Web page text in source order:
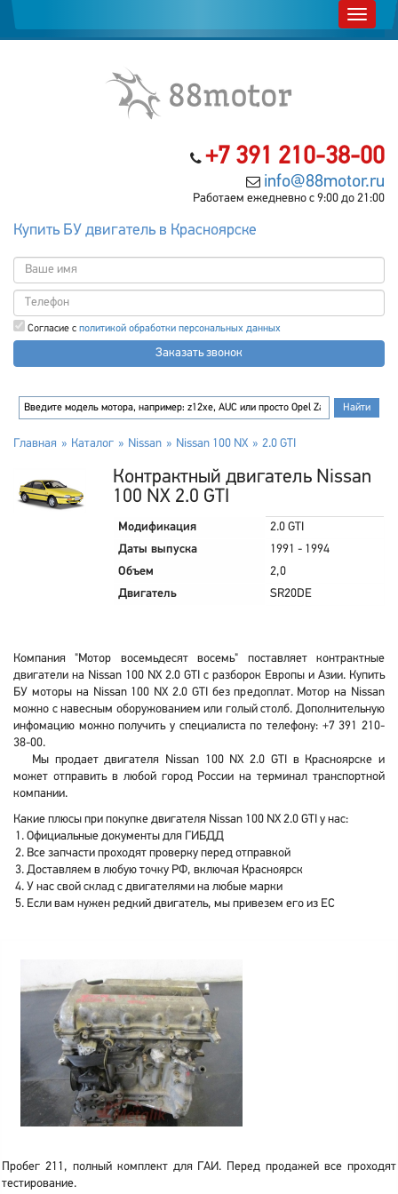
+7 391 210-38-00
info@88motor.ru
Работаем ежедневно с 9:00 до 21:00
Купить БУ двигатель в Красноярске
Согласие с политикой обработки персональных данных
Заказать звонок
Главная Каталог Nissan Nissan 100 NX 2.0 GTI
Контрактный двигатель Nissan
100 NX 2.0 GTI
Модификация
2.0 GTI
Даты выпуска
1991 - 1994
Объем
2,0
Двигатель
SR20DE
Компания "Мотор восемьдесят восемь" поставляет контрактные
двигатели на Nissan 100 NX 2.0 GTI с разборок Европы и Азии. Купить
БУ моторы на Nissan 100 NX 2.0 GTI без предоплат. Мотор на Nissan
можно с навесным оборужованием или голый столб. Дополнительную
инфомацию можно получить у специалиста по телефону: +7 391 210-
38-00.
Мы продает двигателя Nissan 100 NX 2.0 GTI в Красноярске и
может отправить в любой город России на терминал транспортной
компании.
Какие плюсы при покупке двигателя Nissan 100 NX 2.0 GTI у нас:
Официальные документы для ГИБДД
Все запчасти проходят проверку перед отправкой
Доставляем в любую точку РФ, включая Красноярск
У нас свой склад с двигателями на любые марки
Если вам нужен редкий двигатель, мы привезем его из ЕС
Пробег 211, полный комплект для ГАИ. Перед продажей все проходят
тестирование.